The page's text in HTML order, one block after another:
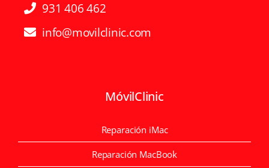
931 406 462
info@movilclinic.com
MóvilClinic
Reparación iMac
Reparación MacBook